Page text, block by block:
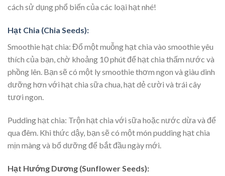
cách sử dụng phổ biến của các loại hạt nhé!
Hạt Chia (Chia Seeds):
Smoothie hạt chia: Đổ một muỗng hạt chia vào smoothie yêu
thích của bạn, chờ khoảng 10 phút để hạt chia thấm nước và
phồng lên. Bạn sẽ có một ly smoothie thơm ngon và giàu dinh
dưỡng hơn với hạt chia sữa chua, hạt dẻ cười và trái cây
tươi ngon.
Pudding hạt chia: Trộn hạt chia với sữa hoặc nước dừa và để
qua đêm. Khi thức dậy, bạn sẽ có một món pudding hạt chia
mịn màng và bổ dưỡng để bắt đầu ngày mới.
Hạt Hướng Dương (Sunflower Seeds):